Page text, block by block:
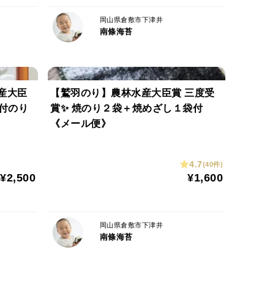
取りは可能となります。
合が御座います。
岡山県倉敷市下津井
南條海苔
大臣
のり
¥2,500
【鷲羽のり】農林水産大臣賞 三度受
賞✨ 焼のり２袋＋焼めざし１袋付
《メール便》
4.7(40件)
¥1,600
岡山県倉敷市下津井
南條海苔